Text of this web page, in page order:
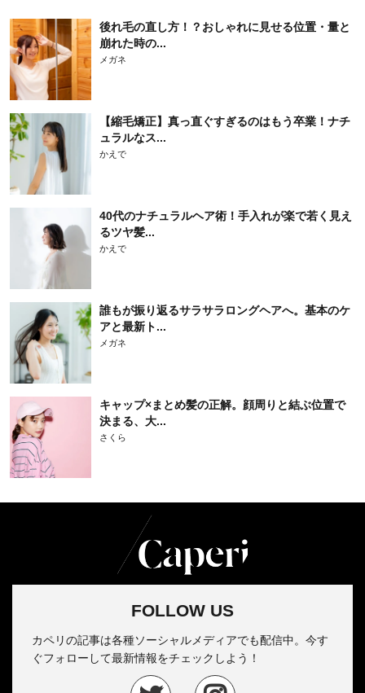
後れ毛の直し方！？おしゃれに見せる位置・量と
崩れた時の...
メガネ
【縮毛矯正】真っ直ぐすぎるのはもう卒業！ナチ
ュラルなス...
かえで
40代のナチュラルヘア術！手入れが楽で若く見え
るツヤ髪...
かえで
誰もが振り返るサラサラロングヘアへ。基本のケ
アと最新ト...
メガネ
キャップ×まとめ髪の正解。顔周りと結ぶ位置で
決まる、大...
さくら
FOLLOW US
カペリの記事は各種ソーシャルメディアでも配信中。今す
ぐフォローして最新情報をチェックしよう！